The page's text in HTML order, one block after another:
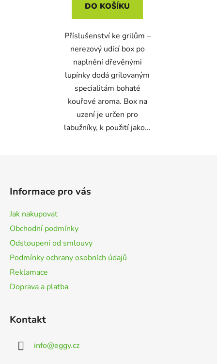
DO KOŠÍKU
Příslušenství ke grilům –
nerezový udící box po
naplnění dřevěnými
lupínky dodá grilovaným
specialitám bohaté
kouřové aroma. Box na
uzení je určen pro
labužníky, k použití jako...
Informace pro vás
Jak nakupovat
Obchodní podmínky
Odstoupení od smlouvy
Podmínky ochrany osobních údajů
Reklamace
Doprava a platba
Kontakt
info@eggy.cz